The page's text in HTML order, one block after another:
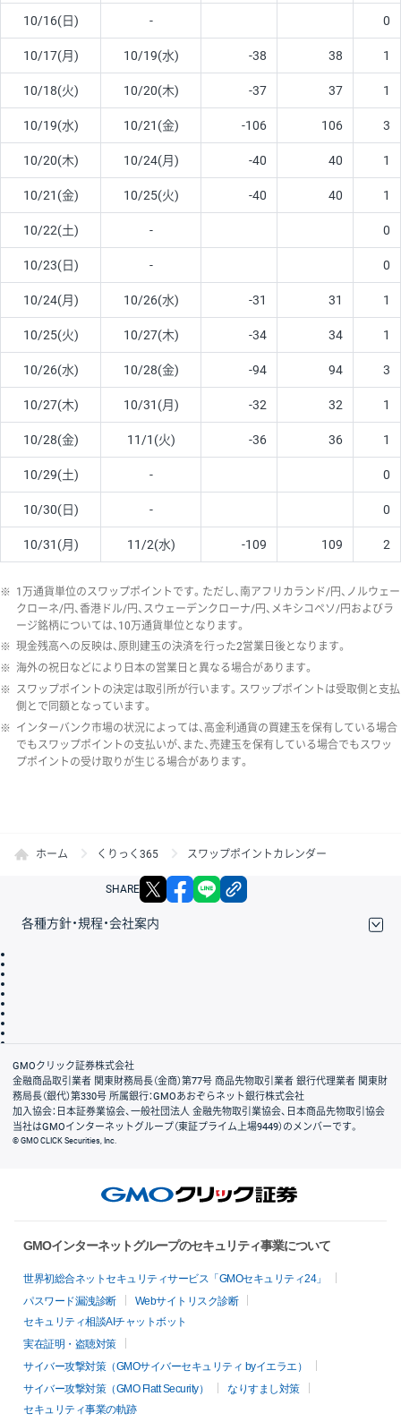
10/16(日) - 0
10/17(月) 10/19(水) -38 38 1
10/18(火) 10/20(木) -37 37 1
10/19(水) 10/21(金) -106 106 3
10/20(木) 10/24(月) -40 40 1
10/21(金) 10/25(火) -40 40 1
10/22(土) - 0
10/23(日) - 0
10/24(月) 10/26(水) -31 31 1
10/25(火) 10/27(木) -34 34 1
10/26(水) 10/28(金) -94 94 3
10/27(木) 10/31(月) -32 32 1
10/28(金) 11/1(火) -36 36 1
10/29(土) - 0
10/30(日) - 0
10/31(月) 11/2(水) -109 109 2
※ 1万通貨単位のスワップポイントです。ただし、南アフリカランド/円、ノルウェー
クローネ/円、香港ドル/円、スウェーデンクローナ/円、メキシコペソ/円およびラ
ージ銘柄については、10万通貨単位となります。
※ 現金残高への反映は、原則建玉の決済を行った2営業日後となります。
※ 海外の祝日などにより日本の営業日と異なる場合があります。
※ スワップポイントの決定は取引所が行います。スワップポイントは受取側と支払
側とで同額となっています。
※ インターバンク市場の状況によっては、高金利通貨の買建玉を保有している場合
でもスワップポイントの支払いが、また、売建玉を保有している場合でもスワッ
プポイントの受け取りが生じる場合があります。
ホーム くりっく365 スワップポイントカレンダー
SHARE X facebook
各種方針・規程・会社案内
会社案内
GMOクリック証券株式会社
金融商品取引業者 関東財務局長（金商）第77号 商品先物取引業者 銀行代理業者 関東財
務局長（銀代）第330号 所属銀行：GMOあおぞらネット銀行株式会社
加入協会：日本証券業協会、一般社団法人 金融先物取引業協会、日本商品先物取引協会
当社はGMOインターネットグループ（東証プライム上場9449）のメンバーです。
© GMO CLICK Securities, Inc.
GMOインターネットグループのセキュリティ事業について
世界初総合ネットセキュリティサービス「GMOセキュリティ24」
パスワード漏洩診断
Webサイトリスク診断
セキュリティ相談AIチャットボット
実在証明・盗聴対策
サイバー攻撃対策（GMOサイバーセキュリティ byイエラエ）
サイバー攻撃対策（GMO Flatt Security）
なりすまし対策
セキュリティ事業の軌跡